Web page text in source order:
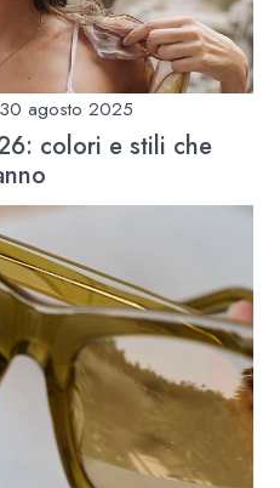
30 agosto 2025
colori e stili che